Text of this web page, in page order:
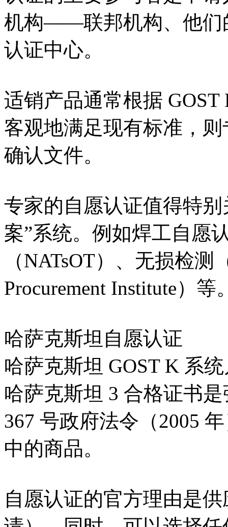
机构——联邦机构、他们
认证中心。
适销产品通常根据
客观地满足现有标准，
确认文件。
专家的自愿认证值得特
案”系统。例如焊工自愿
（NATsOT）、无损检
Procurement Institute）等
哈萨克斯坦自愿认证
哈萨克斯坦 GOST K 系
哈萨克斯坦 3 合格证书
367 号政府法令（2005
中的商品。
自愿认证的官方理由是